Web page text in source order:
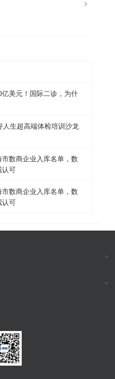
美元！国际二诊，为什
生超高端体检培训沙龙
数商企业入库名单，数
认可
数商企业入库名单，数
认可